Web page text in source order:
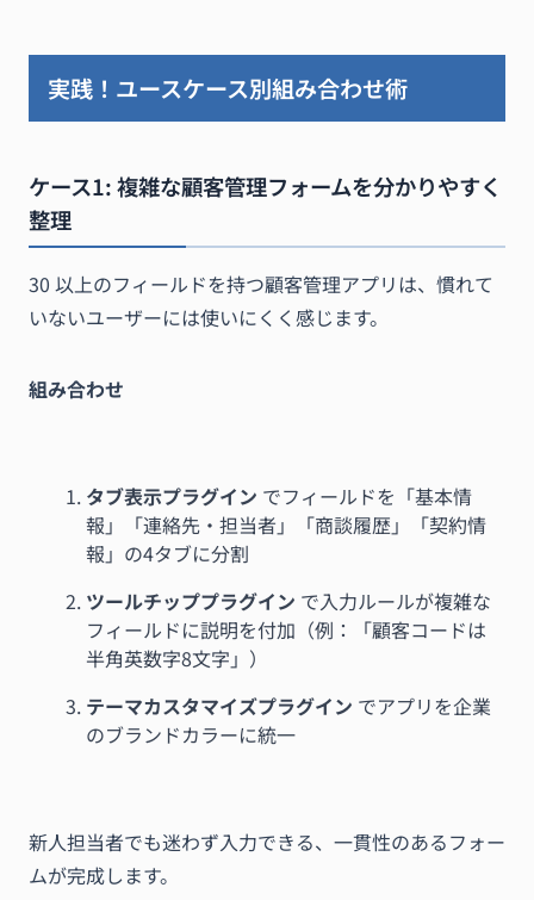
実践！ユースケース別組み合わせ術
ケース1: 複雑な顧客管理フォームを分かりやすく
整理
30 以上のフィールドを持つ顧客管理アプリは、慣れて
いないユーザーには使いにくく感じます。
組み合わせ
タブ表示プラグイン でフィールドを「基本情
報」「連絡先・担当者」「商談履歴」「契約情
報」の4タブに分割
ツールチッププラグイン で入力ルールが複雑な
フィールドに説明を付加（例：「顧客コードは
半角英数字8文字」）
テーマカスタマイズプラグイン でアプリを企業
のブランドカラーに統一
新人担当者でも迷わず入力できる、一貫性のあるフォー
ムが完成します。